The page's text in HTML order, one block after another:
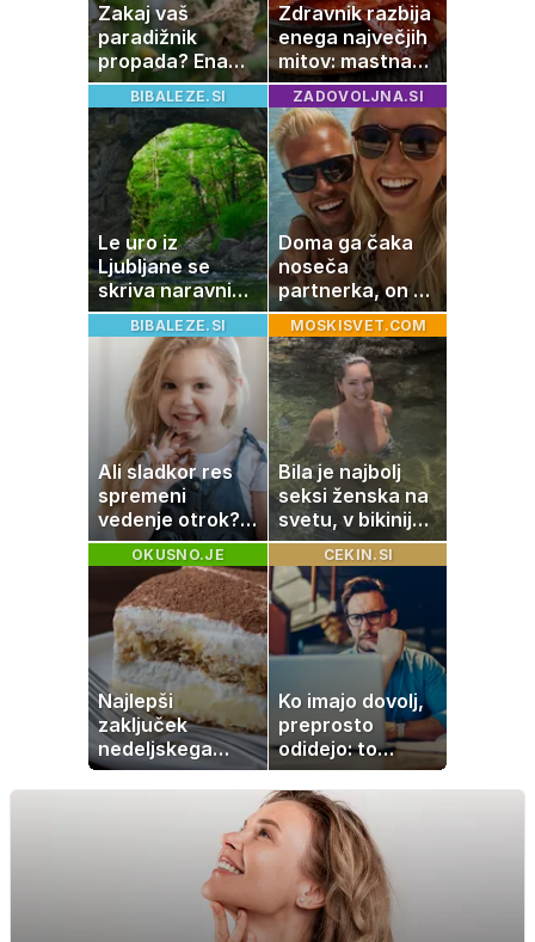
Zakaj vaš
paradižnik
propada? Ena
napaka lahko
uniči rastline –
tako jih rešite
Zdravnik razbija
enega največjih
mitov: mastna
jetra ne
nastanejo zaradi
slanine, temveč
zaradi živila, ki
ga imamo vsi
radi
BIBALEZE.SI
Le uro iz
Ljubljane se
skriva naravni
čudež, ki je kot
ustvarjen za
družinski izlet
ZADOVOLJNA.SI
Doma ga čaka
noseča
partnerka, on pa
dopustuje z
drugo
BIBALEZE.SI
Ali sladkor res
spremeni
vedenje otrok?
Znanost ponuja
presenetljiv
odgovor
MOSKISVET.COM
Bila je najbolj
seksi ženska na
svetu, v bikiniju
znova navdušila
OKUSNO.JE
Najlepši
zaključek
nedeljskega
kosila: 8 sladic
brez peke, ki se
CEKIN.SI
Ko imajo dovolj,
preprosto
odidejo: to
znamenje
najpogosteje da
odpoved